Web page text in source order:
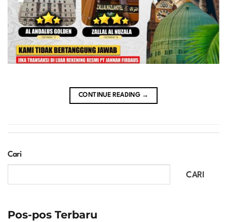
CONTINUE READING →
Cari
CARI
Pos-pos Terbaru